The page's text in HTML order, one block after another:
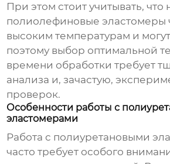
При этом стоит учитывать, что
полиолефиновые эластомеры
высоким температурам и могут
поэтому выбор оптимальной
времени обработки требует
анализа и, зачастую,
проверок.
Особенности работы с
эластомерами
Работа с полиуретановыми
часто требует особого